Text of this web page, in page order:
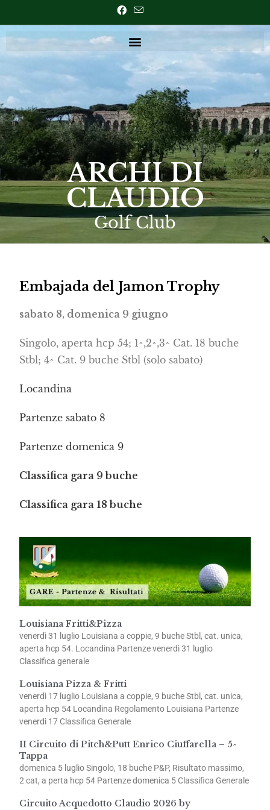
ARCHI DI
CLAUDIO
Golf Club
Embajada del Jamon Trophy
sabato 8, domenica 9 giugno
Singolo, aperta hcp 54; 1^,2^,3^ Cat. 18 buche
Stbl; 4^ Cat. 9 buche Stbl (solo sabato)
Locandina
Partenze sabato 8
Partenze domenica 9
Classifica gara 9 buche
Classifica gara 18 buche
Louisiana Fritti&Pizza
venerdì 31 luglio Louisiana a coppie, 9 buche Stbl, cat. unica,
aperta hcp 54. Locandina Partenze venerdì 31 luglio
Classifica generale
Louisiana Pizza & Fritti
venerdì 17 luglio Louisiana a coppie, 9 buche Stbl, cat. unica,
aperta hcp 54 Locandina Regolamento Louisiana Partenze
venerdì 17 Classifica Generale
II Circuito di Pitch&Putt Enrico Ciuffarella – 5^
Tappa
domenica 5 luglio Singolo, 18 buche P&P, Risultato massimo,
2 cat, a perta hcp 54 Partenze domenica 5 Classifica Generale
Circuito Acquedotto Claudio 2026 by